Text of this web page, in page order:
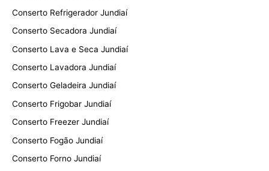
Conserto Refrigerador Jundiaí
Conserto Secadora Jundiaí
Conserto Lava e Seca Jundiaí
Conserto Lavadora Jundiaí
Conserto Geladeira Jundiaí
Conserto Frigobar Jundiaí
Conserto Freezer Jundiaí
Conserto Fogão Jundiaí
Conserto Forno Jundiaí